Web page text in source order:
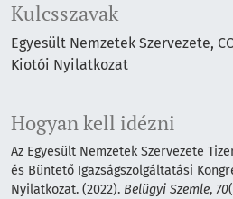
Kulcsszavak
Egyesült Nemzetek Szervezete
Kiotói Nyilatkozat
Hogyan kell idézni
Az Egyesült Nemzetek Szervezete
és Büntető Igazságszolgáltatási
Nyilatkozat. (2022). Belügyi Szemle, 70